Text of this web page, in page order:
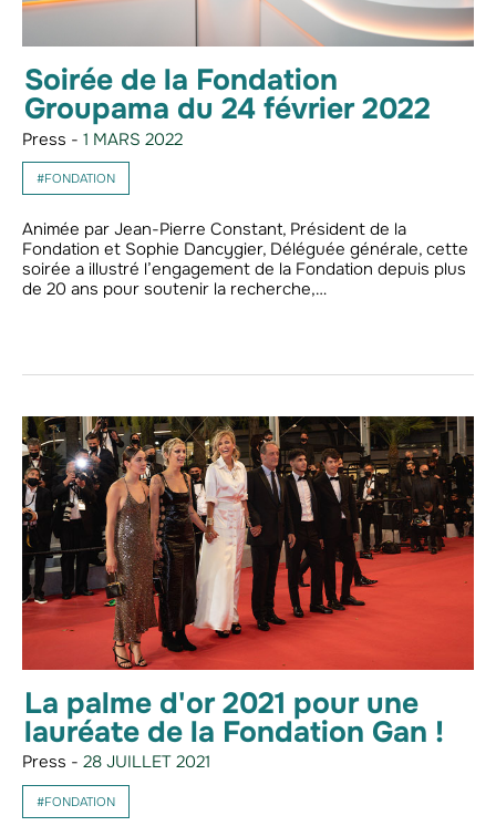
Soirée de la Fondation
Groupama du 24 février 2022
Press - 1 MARS 2022
#FONDATION
Animée par Jean-Pierre Constant, Président de la
Fondation et Sophie Dancygier, Déléguée générale, cette
soirée a illustré l’engagement de la Fondation depuis plus
de 20 ans pour soutenir la recherche,…
La palme d'or 2021 pour une
lauréate de la Fondation Gan !
Press - 28 JUILLET 2021
#FONDATION